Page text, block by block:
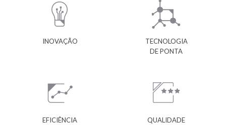
INOVAÇÃO
TECNOLOGIA
DE PONTA
EFICIÊNCIA
QUALIDADE